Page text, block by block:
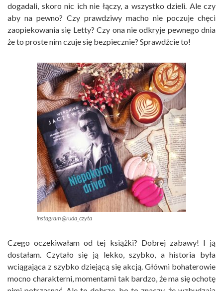
dogadali, skoro nic ich nie łączy, a wszystko dzieli. Ale czy
aby na pewno? Czy prawdziwy macho nie poczuje chęci
zaopiekowania się Letty? Czy ona nie odkryje pewnego dnia
że to proste nim czuje się bezpiecznie? Sprawdźcie to!
Instagram @ruda_czyta
Czego oczekiwałam od tej książki? Dobrej zabawy! I ją
dostałam. Czytało się ją lekko, szybko, a historia była
wciągająca z szybko dziejącą się akcją. Główni bohaterowie
mocno charakterni, momentami tak bardzo, że ma się ochotę